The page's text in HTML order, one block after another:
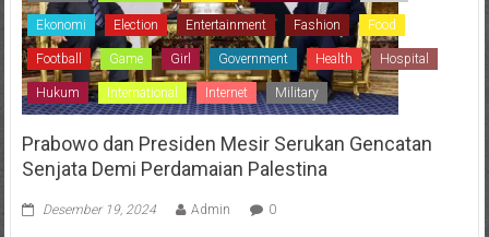
Ekonomi Election Entertainment Fashion Food
Football Game Girl Government Health Hospital
Hukum International Internet Military
Prabowo dan Presiden Mesir Serukan Gencatan
Senjata Demi Perdamaian Palestina
Desember 19, 2024 Admin 0